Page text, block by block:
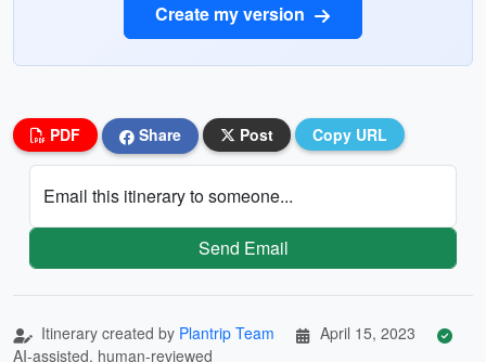
Create my version
PDF Share Post Copy URL
Email this itinerary to someone...
Send Email
Itinerary created by Plantrip Team
April 15, 2023
AI-assisted, human-reviewed